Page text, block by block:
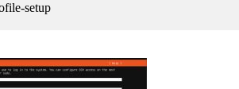
setup